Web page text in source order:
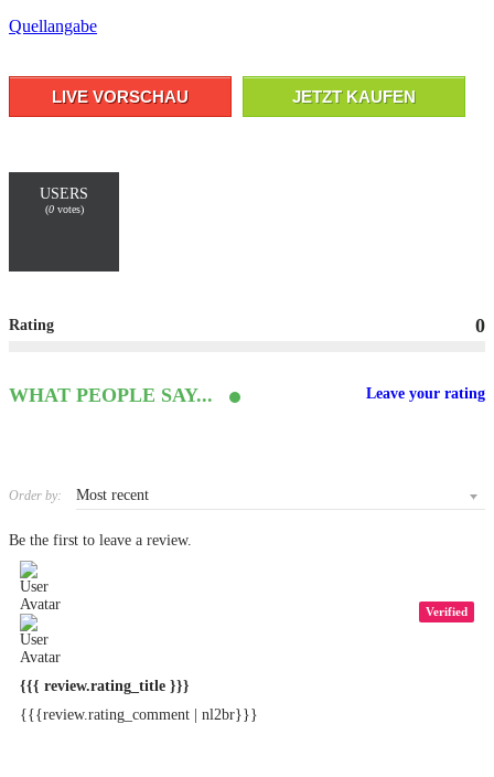
Quellangabe
LIVE VORSCHAU JETZT KAUFEN
USERS
(0votes)
Rating 0
WHAT PEOPLE SAY... Leave your rating
Order by:
Be the first to leave a review.
Verified
{{{ review.rating_title }}}
{{{review.rating_comment | nl2br}}}